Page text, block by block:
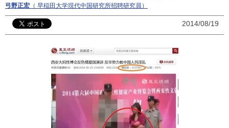
弓野正宏 （ 早稲田大学現代中国研究所招聘研究員）
2014/08/19